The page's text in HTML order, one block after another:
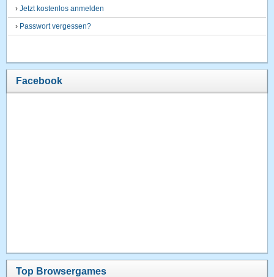
›Jetzt kostenlos anmelden
› Passwort vergessen?
Facebook
Top Browsergames